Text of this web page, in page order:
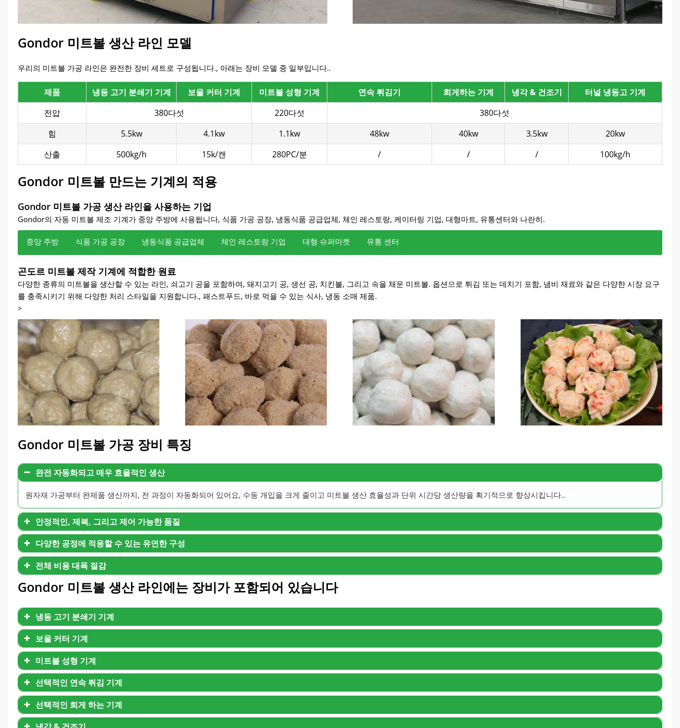
Gondor 미트볼 생산 라인 모델
우리의 미트볼 가공 라인은 완전한 장비 세트로 구성됩니다., 아래는 장비 모델 중 일부입니다..
제품 냉동 고기 분쇄기 기계 보울 커터 기계 미트볼 성형 기계 연속 튀김기 희게하는 기계 냉각 & 건조기
터널 냉동고 기계
전압
380다섯 220다섯
380다섯
힘
5.5kw 4.1kw 1.1kw 48kw 40kw 3.5kw
20kw
산출
500kg/h 15k/캔 280PC/분 / / / 100kg/h
Gondor 미트볼 만드는 기계의 적용
Gondor 미트볼 가공 생산 라인을 사용하는 기업
Gondor의 자동 미트볼 제조 기계가 중앙 주방에 사용됩니다, 식품 가공 공장, 냉동식품 공급업체, 체인 레스토랑, 케이터링 기업, 대형마트, 유통센터와 나란히.
중앙 주방 식품 가공 공장 냉동식품 공급업체 체인 레스토랑 기업 대형 슈퍼마켓
유통 센터
곤도르 미트볼 제작 기계에 적합한 원료
다양한 종류의 미트볼을 생산할 수 있는 라인, 쇠고기 공을 포함하여, 돼지고기 공, 생선 공, 치킨볼, 그리고 속을 채운 미트볼. 옵션으로 튀김 또는 데치기 포함, 냄비 재료와 같은 다양한 시장 요구
를 충족시키기 위해 다양한 처리 스타일을 지원합니다., 패스트푸드, 바로 먹을 수 있는 식사, 냉동 소매 제품.
>
Gondor 미트볼 가공 장비 특징
완전 자동화되고 매우 효율적인 생산
원자재 가공부터 완제품 생산까지, 전 과정이 자동화되어 있어요, 수동 개입을 크게 줄이고 미트볼 생산 효율성과 단위 시간당 생산량을 획기적으로 향상시킵니다..
안정적인, 제복, 그리고 제어 가능한 품질
다양한 공정에 적응할 수 있는 유연한 구성
전체 비용 대폭 절감
Gondor 미트볼 생산 라인에는 장비가 포함되어 있습니다
냉동 고기 분쇄기 기계
보울 커터 기계
미트볼 성형 기계
선택적인 연속 튀김 기계
선택적인 희게 하는 기계